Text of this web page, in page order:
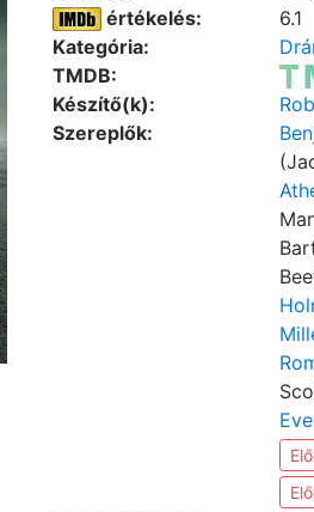
értékelés:
6.1
Kategória:
TMDB:
Készítő(k):
Szereplők: